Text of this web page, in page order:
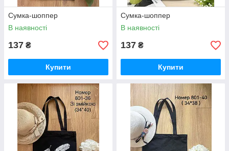
Сумка-шоппер
В наявності
137 ₴
Купити
Сумка-шоппер
В наявності
137 ₴
Купити